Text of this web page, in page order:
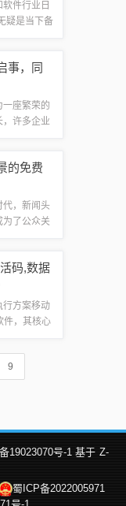
件行业日
疑是当下备
事，同
一座繁荣的
，许多企业
读者提...
的免费
代，新闻头
为了公众关
息。新...
码,数据
行方案移动
件，其核心
作简单，
9
19023070号-1 基于 Z-
蜀ICP备2022005971